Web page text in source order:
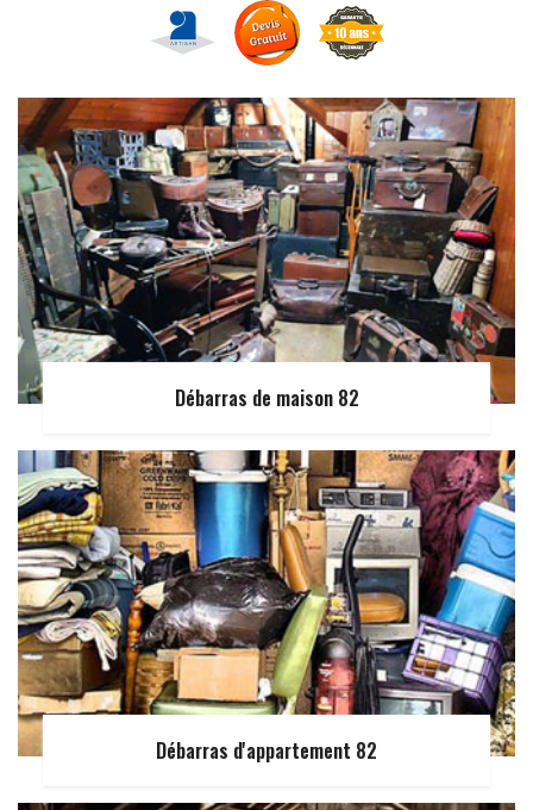
Débarras de maison 82
Débarras d'appartement 82